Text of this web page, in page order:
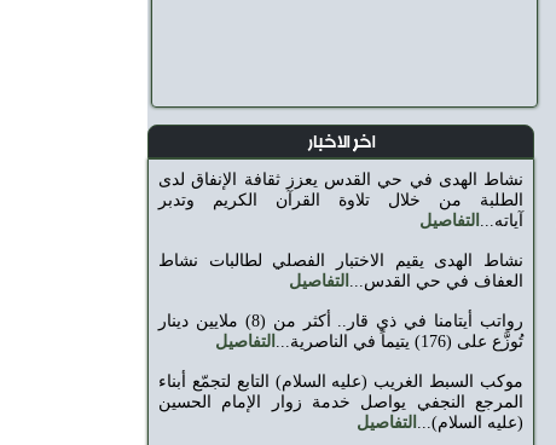
اخر الاخبار
نشاط الهدى في حي القدس يعزز ثقافة الإنفاق لدى
الطلبة من خلال تلاوة القرآن الكريم وتدبر
آياته... التفاصيل
نشاط الهدى يقيم الاختبار الفصلي لطالبات نشاط
العفاف في حي القدس... التفاصيل
رواتب أيتامنا في ذي قار.. أكثر من (8) ملايين دينار
تُوزَّع على (176) يتيماً في الناصرية...
التفاصيل
موكب السبط الغريب (عليه السلام) التابع لتجمّع أبناء
المرجع ‏النجفي يواصل خدمة زوار الإمام الحسين
(عليه السلام)‏... التفاصيل